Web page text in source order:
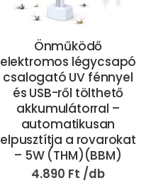
Önműködő
elektromos légycsapó
csalogató UV fénnyel
és USB-ről tölthető
akkumulátorral –
automatikusan
elpusztítja a rovarokat
– 5W (THM)(BBM)
4.890 Ft